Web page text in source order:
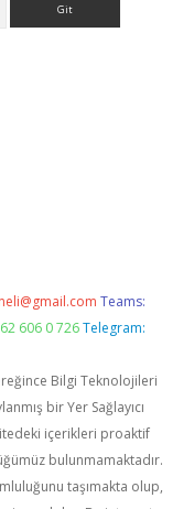
Teams:
606 0 726 Telegram:
Bilgi Teknolojileri
bir Yer Sağlayıcı
içerikleri proaktif
bulunmamaktadır.
taşımakta olup,